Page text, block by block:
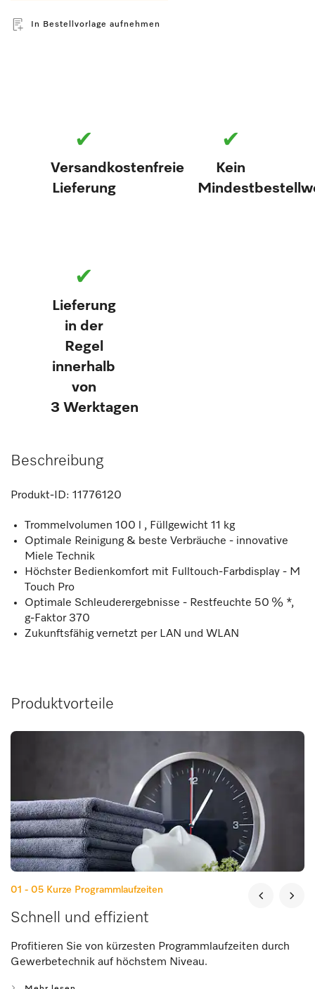
In Bestellvorlage aufnehmen
✔
Versandkostenfreie
Lieferung
✔
Kein
✔
Lieferung
in der
Regel
innerhalb
von
3 Werktagen
Beschreibung
Produkt-ID: 11776120
Trommelvolumen 100 l , Füllgewicht 11 kg
Optimale Reinigung & beste Verbräuche - innovative
Miele Technik
Höchster Bedienkomfort mit Fulltouch-Farbdisplay - M
Touch Pro
Optimale Schleuderergebnisse - Restfeuchte 50 % *,
g-Faktor 370
Zukunftsfähig vernetzt per LAN und WLAN
Produktvorteile
01 - 05 Kurze Programmlaufzeiten
Schnell und effizient
Profitieren Sie von kürzesten Programmlaufzeiten durch
Gewerbetechnik auf höchstem Niveau.